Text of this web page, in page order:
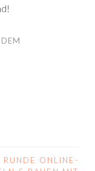
RUNDE ONLINE-